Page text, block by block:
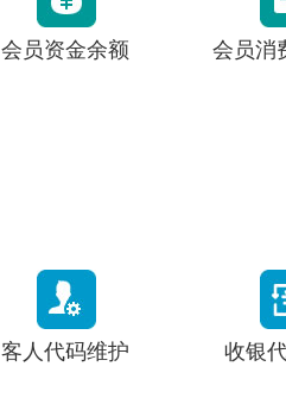
会员资金余额 会员消
客人代码维护 收银